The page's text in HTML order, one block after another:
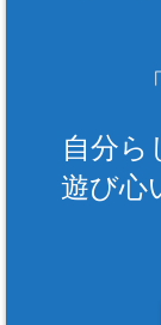
自分ら
遊び心